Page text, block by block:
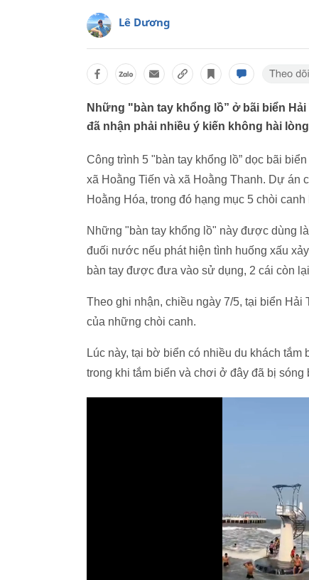
Lê Dương
Những "bàn tay khổng lồ” ở bãi biển
đã nhận phải nhiều ý kiến không hài
Công trình 5 "bàn tay khổng lồ” dọc bãi
xã Hoằng Tiến và xã Hoằng Thanh. Dự án
Hoằng Hóa, trong đó hạng mục 5 chòi
Những "bàn tay khổng lồ" này được dùng
đuối nước nếu phát hiện tình huống xấu
bàn tay được đưa vào sử dụng, 2 cái còn
Theo ghi nhận, chiều ngày 7/5, tại biển
của những chòi canh.
Lúc này, tại bờ biển có nhiều du khách
trong khi tắm biển và chơi ở đây đã bị